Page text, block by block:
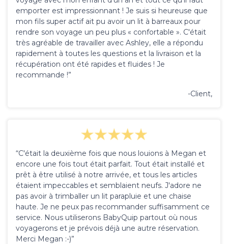
emporter est impressionnant ! Je suis si heureuse que
mon fils super actif ait pu avoir un lit à barreaux pour
rendre son voyage un peu plus « confortable ». C'était
très agréable de travailler avec Ashley, elle a répondu
rapidement à toutes les questions et la livraison et la
récupération ont été rapides et fluides ! Je
recommande !”
-Client,
“C'était la deuxième fois que nous louions à Megan et
encore une fois tout était parfait. Tout était installé et
prêt à être utilisé à notre arrivée, et tous les articles
étaient impeccables et semblaient neufs. J'adore ne
pas avoir à trimballer un lit parapluie et une chaise
haute. Je ne peux pas recommander suffisamment ce
service. Nous utiliserons BabyQuip partout où nous
voyagerons et je prévois déjà une autre réservation.
Merci Megan :-)”